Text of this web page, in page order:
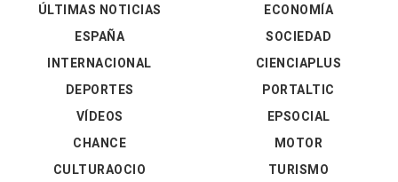
ÚLTIMAS NOTICIAS
ESPAÑA
INTERNACIONAL
DEPORTES
VÍDEOS
ECONOMÍA
SOCIEDAD
CIENCIAPLUS
PORTALTIC
EPSOCIAL
CHANCE
CULTURAOCIO
MOTOR
TURISMO